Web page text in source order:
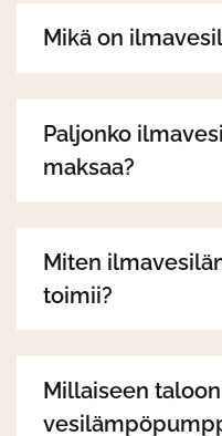
Mikä on
Paljonko
maksaa?
Miten
toimii?
Millaiseen